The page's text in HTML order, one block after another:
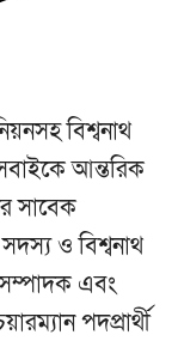
বিশ্বনাথ
আন্তরিক
সাবেক
ও বিশ্বনাথ
এবং
পদপ্রার্থী